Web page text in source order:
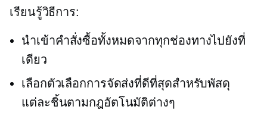
เรียนรู้วิธีการ:
นำเข้าคำสั่งซื้อทั้งหมดจากทุกช่องทางไปยังที่
เดียว
เลือกตัวเลือกการจัดส่งที่ดีที่สุดสำหรับพัสดุ
แต่ละชิ้นตามกฎอัตโนมัติต่างๆ